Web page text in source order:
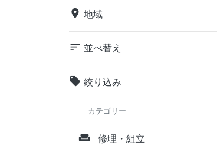
place 地域
sort 並べ替え
local_offer 絞り込み
カテゴリー
weekend 修理・組立